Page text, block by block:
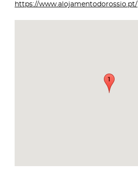
https://www.alojamentodorossio.pt/